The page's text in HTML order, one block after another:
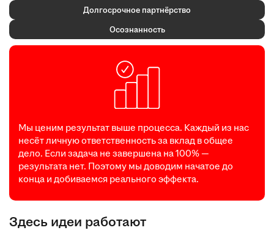
Долгосрочное партнёрство
Осознанность
Мы ценим результат выше процесса. Каждый из нас
несёт личную ответственность за вклад в общее
дело. Если задача не завершена на 100% —
результата нет. Поэтому мы доводим начатое до
конца и добиваемся реального эффекта.
Здесь идеи работают